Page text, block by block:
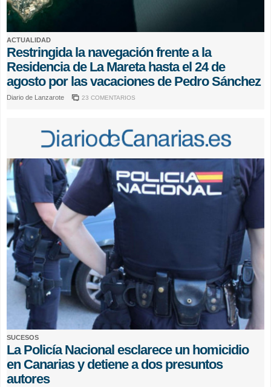
ACTUALIDAD
Restringida la navegación frente a la
Residencia de La Mareta hasta el 24 de
agosto por las vacaciones de Pedro Sánchez
Diario de Lanzarote 23 COMENTARIOS
SUCESOS
La Policía Nacional esclarece un homicidio
en Canarias y detiene a dos presuntos
autores